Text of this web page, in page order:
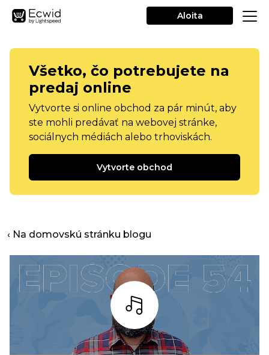
Aloita
Všetko, čo potrebujete na
predaj online
Vytvorte si online obchod za pár minút, aby
ste mohli predávať na webovej stránke,
sociálnych médiách alebo trhoviskách.
Vytvorte obchod
‹ Na domovskú stránku blogu
počúvať